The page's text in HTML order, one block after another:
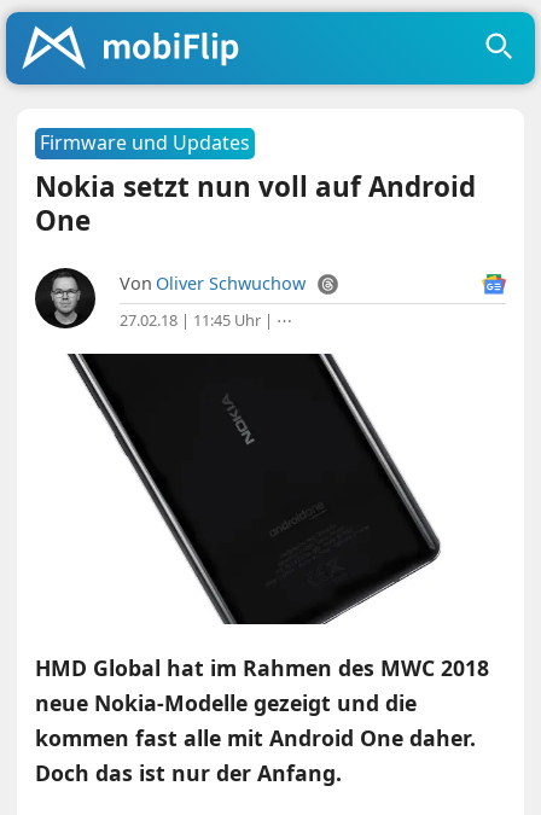
Firmware und Updates
Nokia setzt nun voll auf Android
One
Von Oliver Schwuchow
27.02.18 | 11:45 Uhr | ⋯
HMD Global hat im Rahmen des MWC 2018
neue Nokia-Modelle gezeigt und die
kommen fast alle mit Android One daher.
Doch das ist nur der Anfang.